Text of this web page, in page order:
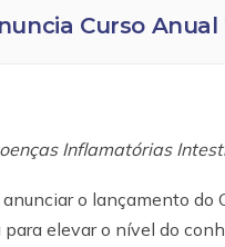
Curso Anual
Inflamatórias
o lançamento do
elevar o nível do